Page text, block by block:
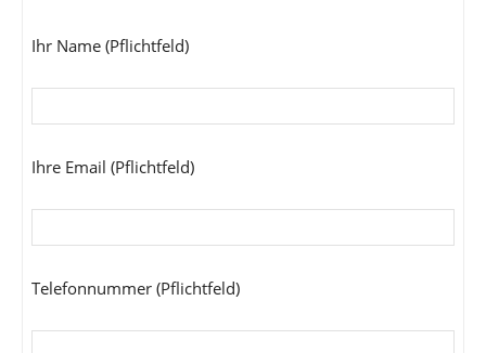
Ihr Name (Pflichtfeld)
Ihre Email (Pflichtfeld)
Telefonnummer (Pflichtfeld)